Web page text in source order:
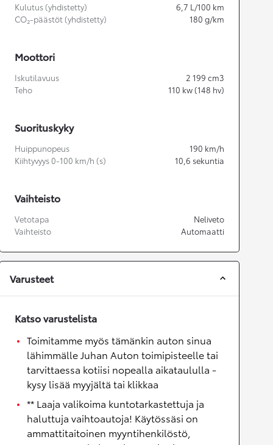
Kulutus (yhdistetty) 6,7 L/100 km
CO₂-päästöt (yhdistetty)
180 g/km
Moottori
Iskutilavuus 2 199 cm3
Teho
110 kw (148 hv)
Suorituskyky
Huippunopeus 190 km/h
Kiihtyvyys 0-100 km/h (s)
10,6 sekuntia
Vaihteisto
Vetotapa
Neliveto
Vaihteisto
Automaatti
Varusteet
Katso varustelista
Toimitamme myös tämänkin auton sinua
lähimmälle Juhan Auton toimipisteelle tai
tarvittaessa kotiisi nopealla aikataululla -
kysy lisää myyjältä tai klikkaa
** Laaja valikoima kuntotarkastettuja ja
haluttuja vaihtoautoja! Käytössäsi on
ammattitaitoinen myyntihenkilöstö,